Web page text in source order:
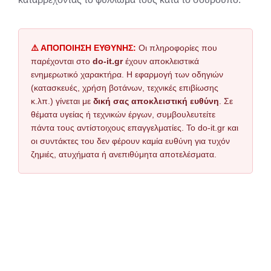
⚠️ ΑΠΟΠΟΙΗΣΗ ΕΥΘΥΝΗΣ: Οι πληροφορίες που
παρέχονται στο do-it.grέχουν αποκλειστικά
ενημερωτικό χαρακτήρα. Η εφαρμογή των οδηγιών
(κατασκευές, χρήση βοτάνων, τεχνικές επιβίωσης
κ.λπ.) γίνεται με δική σας αποκλειστική ευθύνη . Σε
θέματα υγείας ή τεχνικών έργων, συμβουλευτείτε
πάντα τους αντίστοιχους επαγγελματίες. Το do-it.gr και
οι συντάκτες του δεν φέρουν καμία ευθύνη για τυχόν
ζημιές, ατυχήματα ή ανεπιθύμητα αποτελέσματα.